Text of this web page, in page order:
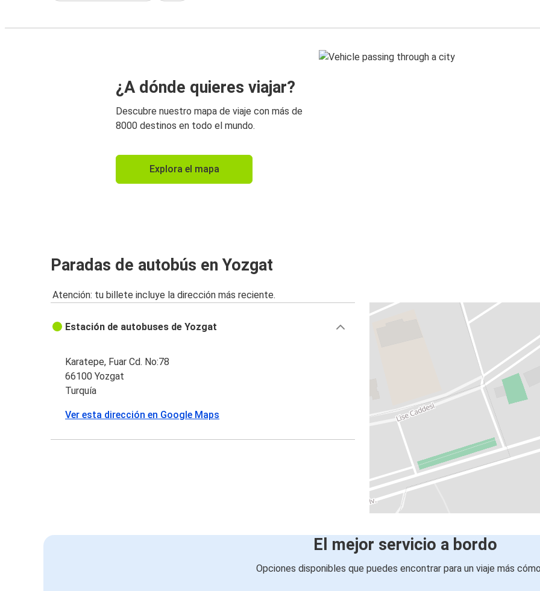
¿A dónde quieres viajar?
Descubre nuestro mapa de viaje con más de
8000 destinos en todo el mundo.
Explora el mapa
Paradas de autobús en Yozgat
Atención: tu billete incluye la dirección más reciente.
Estación de autobuses de Yozgat
Karatepe, Fuar Cd. No:78
66100 Yozgat
Turquía
Ver esta dirección en Google Maps
El mejor servicio a bordo
Opciones disponibles que puedes encontrar para un viaje más